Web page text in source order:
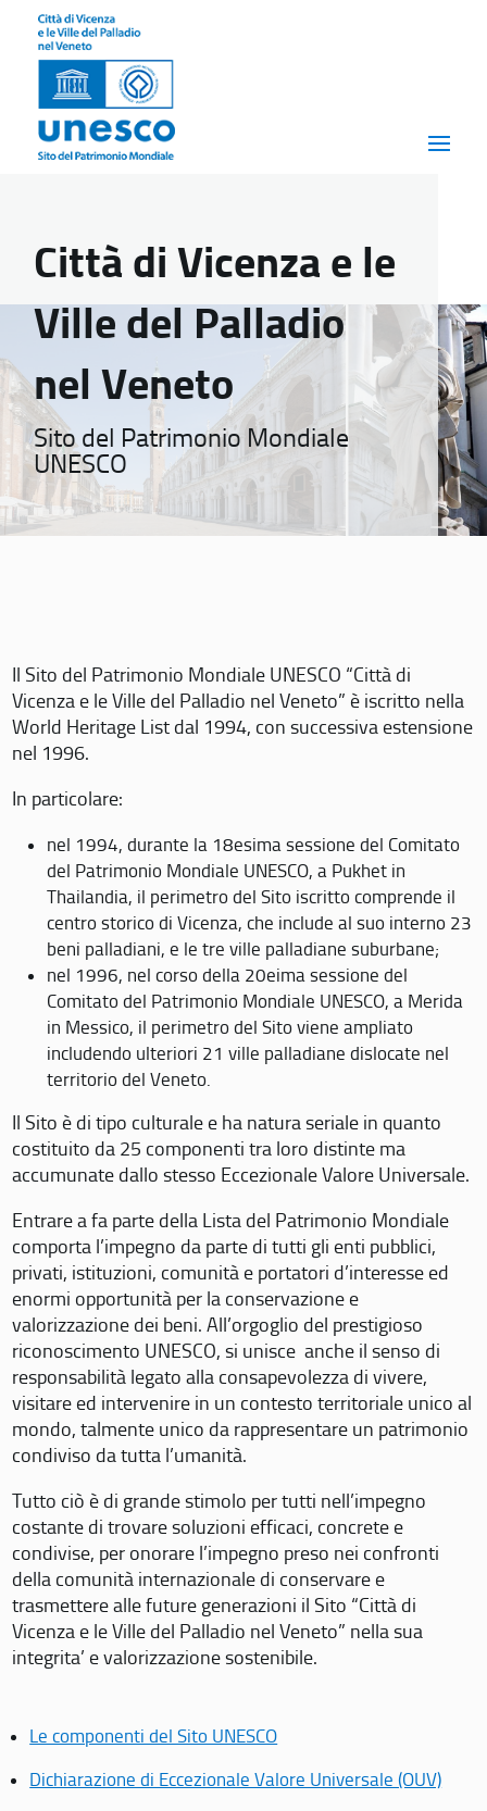
Città di Vicenza e le
Ville del Palladio
nel Veneto
Sito del Patrimonio Mondiale
UNESCO
Il Sito del Patrimonio Mondiale UNESCO “Città di
Vicenza e le Ville del Palladio nel Veneto” è iscritto nella
World Heritage List dal 1994, con successiva estensione
nel 1996.
In particolare:
nel 1994, durante la 18esima sessione del Comitato
del Patrimonio Mondiale UNESCO, a Pukhet in
Thailandia, il perimetro del Sito iscritto comprende il
centro storico di Vicenza, che include al suo interno 23
beni palladiani, e le tre ville palladiane suburbane;
nel 1996, nel corso della 20eima sessione del
Comitato del Patrimonio Mondiale UNESCO, a Merida
in Messico, il perimetro del Sito viene ampliato
includendo ulteriori 21 ville palladiane dislocate nel
territorio del Veneto.
Il Sito è di tipo culturale e ha natura seriale in quanto
costituito da 25 componenti tra loro distinte ma
accumunate dallo stesso Eccezionale Valore Universale.
Entrare a fa parte della Lista del Patrimonio Mondiale
comporta l’impegno da parte di tutti gli enti pubblici,
privati, istituzioni, comunità e portatori d’interesse ed
enormi opportunità per la conservazione e
valorizzazione dei beni. All’orgoglio del prestigioso
riconoscimento UNESCO, si unisce anche il senso di
responsabilità legato alla consapevolezza di vivere,
visitare ed intervenire in un contesto territoriale unico al
mondo, talmente unico da rappresentare un patrimonio
condiviso da tutta l’umanità.
Tutto ciò è di grande stimolo per tutti nell’impegno
costante di trovare soluzioni efficaci, concrete e
condivise, per onorare l’impegno preso nei confronti
della comunità internazionale di conservare e
trasmettere alle future generazioni il Sito “Città di
Vicenza e le Ville del Palladio nel Veneto” nella sua
integrita’ e valorizzazione sostenibile.
Le componenti del Sito UNESCO
Dichiarazione di Eccezionale Valore Universale (OUV)